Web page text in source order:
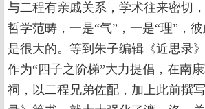
与二程有亲戚关系，学术往来密切
哲学范畴，一是“气”，一是“理”，
是很大的。等到朱子编辑《近思录
作为“四子之阶梯”大力提倡，在南
祠，以二程兄弟佐配，加上此前撰